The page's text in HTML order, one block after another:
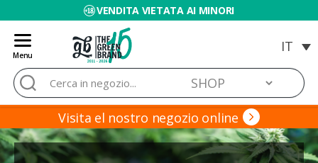
VENDITA VIETATA AI MINORI
Menu
Blog
de
Grow
Barato
Cerca:
Visita el nostro negozio online